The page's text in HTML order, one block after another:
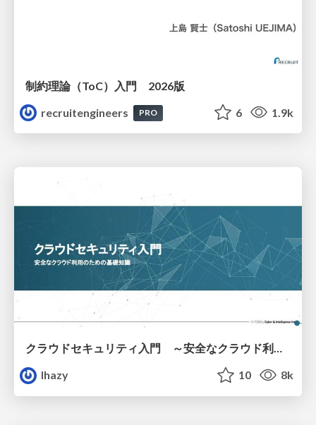
制約理論（ToC）入門 2026版
recruitengineers
PRO 6 1.9k
クラウドセキュリティ入門 ～安全なクラウド利用のための基礎知識～
lhazy
10 8k